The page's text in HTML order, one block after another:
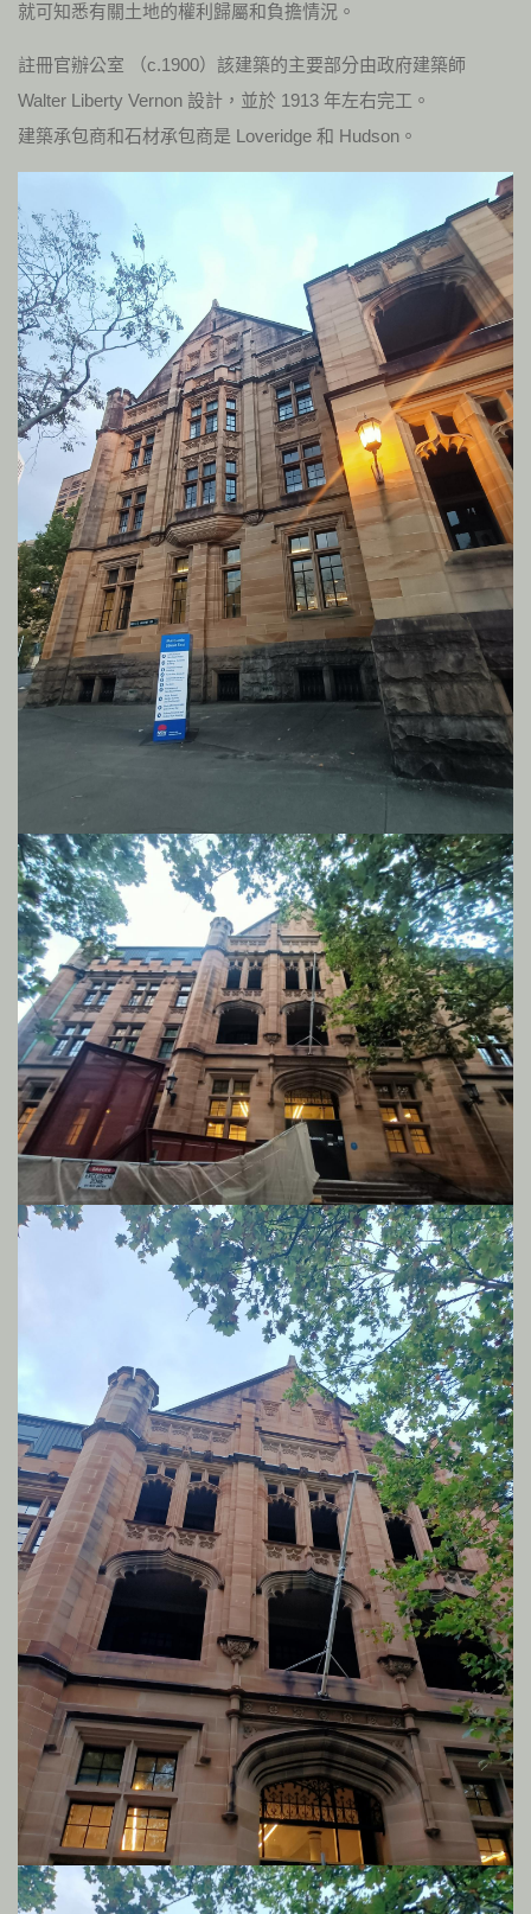
就可知悉有關土地的權利歸屬和負擔情況。
註冊官辦公室 （c.1900）該建築的主要部分由政府建築師
Walter Liberty Vernon 設計，並於 1913 年左右完工。
建築承包商和石材承包商是 Loveridge 和 Hudson。